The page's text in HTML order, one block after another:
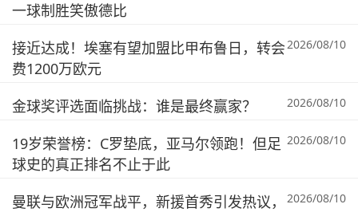
一球制胜笑傲德比
接近达成！埃塞有望加盟比甲布鲁日，转会
费1200万欧元
2026/08/10
金球奖评选面临挑战：谁是最终赢家？ 2026/08/10
19岁荣誉榜：C罗垫底，亚马尔领跑！但足
球史的真正排名不止于此
2026/08/10
曼联与欧洲冠军战平，新援首秀引发热议，
2026/08/10